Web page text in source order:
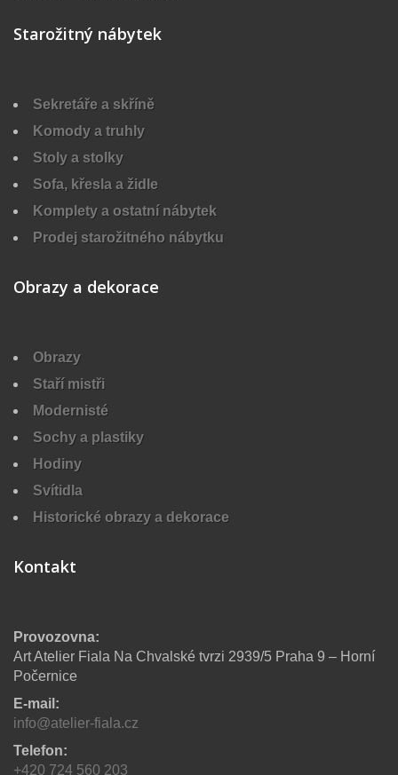
Starožitný nábytek
Sekretáře a skříně
Komody a truhly
Stoly a stolky
Sofa, křesla a židle
Komplety a ostatní nábytek
Prodej starožitného nábytku
Obrazy a dekorace
Obrazy
Staří mistři
Modernisté
Sochy a plastiky
Hodiny
Svítidla
Historické obrazy a dekorace
Kontakt
Provozovna:
Art Atelier Fiala Na Chvalské tvrzi 2939/5 Praha 9 – Horní
Počernice
E-mail:
info@atelier-fiala.cz
Telefon:
+420 724 560 203